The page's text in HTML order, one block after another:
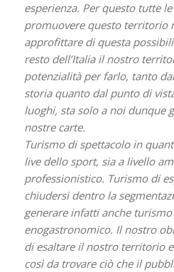
esperienza. Per questo tutte
promuovere questo territorio
approfittare di questa
resto dell’Italia il nostro
potenzialità per farlo, tanto
storia quanto dal punto di
luoghi, sta solo a noi dunque
nostre carte.
Turismo di spettacolo in
live dello sport, sia a livello
professionistico. Turismo di
chiudersi dentro la
generare infatti anche
enogastronomico. Il nostro
di esaltare il nostro territorio
così da trovare ciò che il